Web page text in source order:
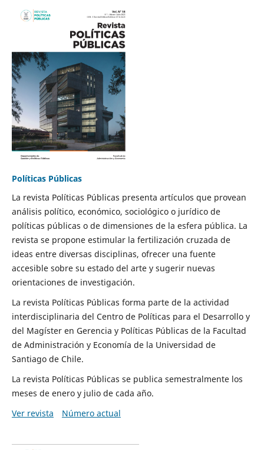
Políticas Públicas
La revista Políticas Públicas presenta artículos que provean
análisis político, económico, sociológico o jurídico de
políticas públicas o de dimensiones de la esfera pública. La
revista se propone estimular la fertilización cruzada de
ideas entre diversas disciplinas, ofrecer una fuente
accesible sobre su estado del arte y sugerir nuevas
orientaciones de investigación.
La revista Políticas Públicas forma parte de la actividad
interdisciplinaria del Centro de Políticas para el Desarrollo y
del Magíster en Gerencia y Políticas Públicas de la Facultad
de Administración y Economía de la Universidad de
Santiago de Chile.
La revista Políticas Públicas se publica semestralmente los
meses de enero y julio de cada año.
Ver revista
Número actual